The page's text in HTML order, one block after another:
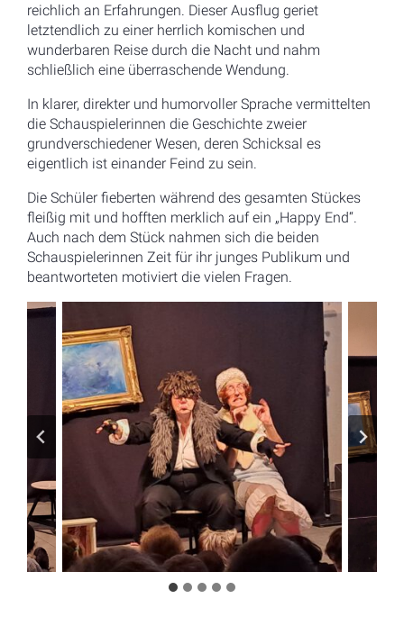
reichlich an Erfahrungen. Dieser Ausflug geriet
letztendlich zu einer herrlich komischen und
wunderbaren Reise durch die Nacht und nahm
schließlich eine überraschende Wendung.
In klarer, direkter und humorvoller Sprache vermittelten
die Schauspielerinnen die Geschichte zweier
grundverschiedener Wesen, deren Schicksal es
eigentlich ist einander Feind zu sein.
Die Schüler fieberten während des gesamten Stückes
fleißig mit und hofften merklich auf ein „Happy End“.
Auch nach dem Stück nahmen sich die beiden
Schauspielerinnen Zeit für ihr junges Publikum und
beantworteten motiviert die vielen Fragen.